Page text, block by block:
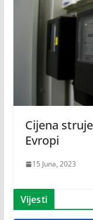
Cijena
Evropi
15 Juna, 2023
Vijesti